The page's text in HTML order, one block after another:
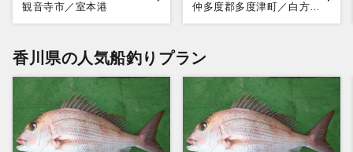
観音寺市／室本港 仲多度郡多度津町／白方漁港
香川県の人気船釣りプラン